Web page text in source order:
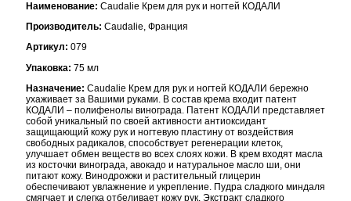
Наименование: Caudalie Крем для рук и ногтей КОДАЛИ
Производитель: Caudalie, Франция
Артикул: 079
Упаковка: 75 мл
Назначение: Caudalie Крем для рук и ногтей КОДАЛИ бережно
ухаживает за Вашими руками. В состав крема входит патент
КОДАЛИ – полифенолы винограда. Патент КОДАЛИ представляет
собой уникальный по своей активности антиоксидант
защищающий кожу рук и ногтевую пластину от воздействия
свободных радикалов, способствует регенерации клеток,
улучшает обмен веществ во всех слоях кожи. В крем входят масла
из косточки винограда, авокадо и натуральное масло ши, они
питают кожу. Винодрожжи и растительный глицерин
обеспечивают увлажнение и укрепление. Пудра сладкого миндаля
смягчает и слегка отбеливает кожу рук. Экстракт сладкого